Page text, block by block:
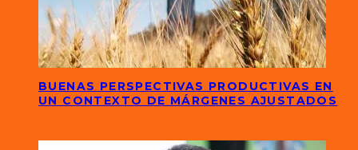
BUENAS PERSPECTIVAS PRODUCTIVAS EN
UN CONTEXTO DE MÁRGENES AJUSTADOS